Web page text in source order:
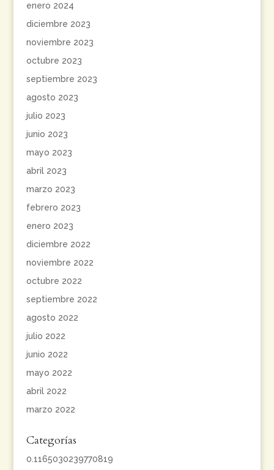
enero 2024
diciembre 2023
noviembre 2023
octubre 2023
septiembre 2023
agosto 2023
julio 2023
junio 2023
mayo 2023
abril 2023
marzo 2023
febrero 2023
enero 2023
diciembre 2022
noviembre 2022
octubre 2022
septiembre 2022
agosto 2022
julio 2022
junio 2022
mayo 2022
abril 2022
marzo 2022
Categorías
0.1165030239770819